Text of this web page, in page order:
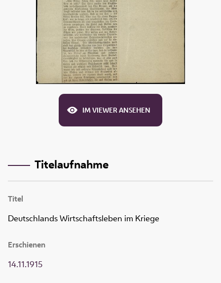
IM VIEWER ANSEHEN
Titelaufnahme
Titel
Deutschlands Wirtschaftsleben im Kriege
Erschienen
14.11.1915